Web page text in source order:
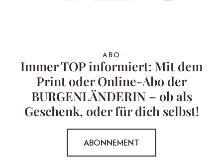
ABO
Immer TOP informiert: Mit dem
Print oder Online-Abo der
BURGENLÄNDERIN – ob als
Geschenk, oder für dich selbst!
ABONNEMENT